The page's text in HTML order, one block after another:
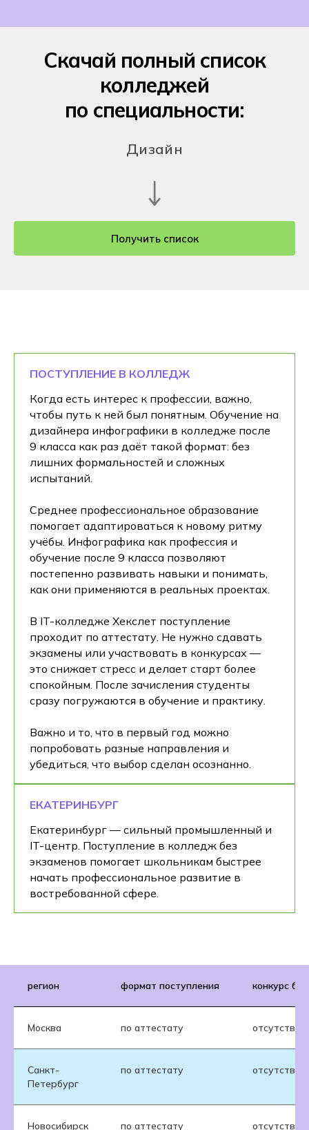
Скачай полный список
колледжей
по специальности:
Дизайн
Получить список
ПОСТУПЛЕНИЕ В КОЛЛЕДЖ
Когда есть интерес к профессии, важно,
чтобы путь к ней был понятным. Обучение на
дизайнера инфографики в колледже после
9 класса как раз даёт такой формат: без
лишних формальностей и сложных
испытаний.
Среднее профессиональное образование
помогает адаптироваться к новому ритму
учёбы. Инфографика как профессия и
обучение после 9 класса позволяют
постепенно развивать навыки и понимать,
как они применяются в реальных проектах.
В IT-колледже Хекслет поступление
проходит по аттестату. Не нужно сдавать
экзамены или участвовать в конкурсах —
это снижает стресс и делает старт более
спокойным. После зачисления студенты
сразу погружаются в обучение и практику.
Важно и то, что в первый год можно
попробовать разные направления и
убедиться, что выбор сделан осознанно.
ЕКАТЕРИНБУРГ
Екатеринбург — сильный промышленный и
IT-центр. Поступление в колледж без
экзаменов помогает школьникам быстрее
начать профессиональное развитие в
востребованной сфере.
регион формат поступления конкурс
Москва по аттестату
Санкт-
Петербург
по аттестату
Новосибирск по аттестату